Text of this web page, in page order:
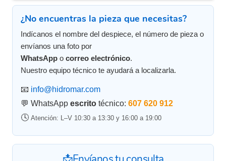
¿No encuentras la pieza que necesitas?
Indícanos el nombre del despiece, el número de pieza o
envíanos una foto por
WhatsApp o correo electrónico.
Nuestro equipo técnico te ayudará a localizarla.
📧 info@hidromar.com
💬 WhatsApp escrito técnico: 607 620 912
🕓 Atención: L–V 10:30 a 13:30 y 16:00 a 19:00